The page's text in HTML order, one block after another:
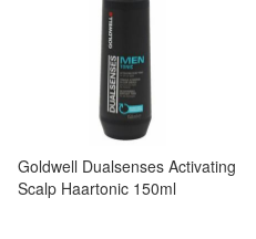
Goldwell Dualsenses Activating
Scalp Haartonic 150ml